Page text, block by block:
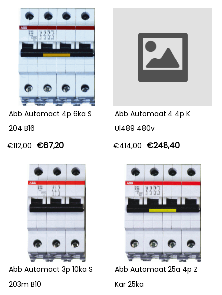
Abb Automaat 4p 6ka S
204 B16
€112,00 €67,20
Abb Automaat 4 4p K
Ul489 480v
€414,00 €248,40
Abb Automaat 3p 10ka S
203m B10
Abb Automaat 25a 4p Z
Kar 25ka